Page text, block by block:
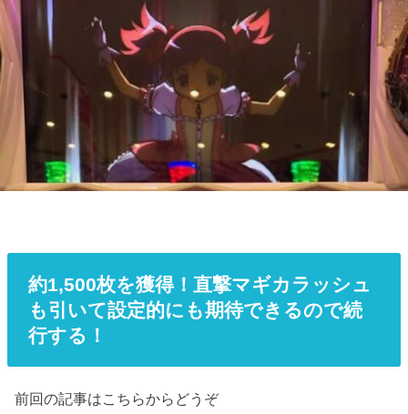
約1,500枚を獲得！直撃マギカラッシュ
も引いて設定的にも期待できるので続
行する！
前回の記事はこちらからどうぞ